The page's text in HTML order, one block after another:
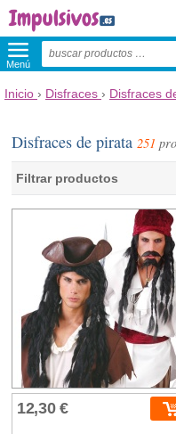
Menú
Inicio › Disfraces › Disfraces
Disfraces de pirata251
Filtrar productos
12,30 €